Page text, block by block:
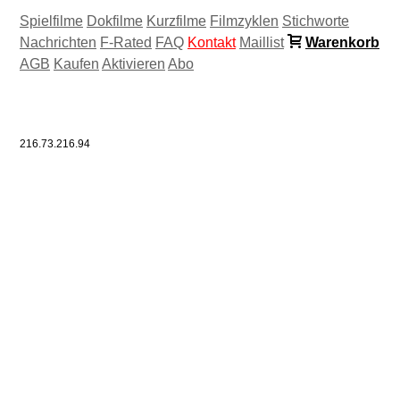
Spielfilme Dokfilme Kurzfilme Filmzyklen Stichworte
Nachrichten F-Rated FAQ Kontakt Maillist
Warenkorb
AGB Kaufen Aktivieren Abo
216.73.216.94